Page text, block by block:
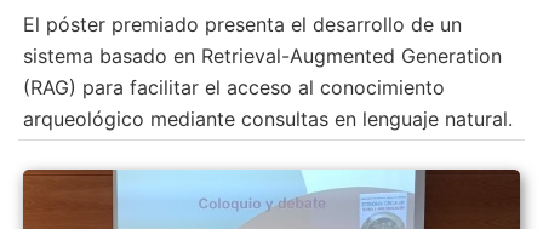
El póster premiado presenta el desarrollo de un
sistema basado en Retrieval-Augmented Generation
(RAG) para facilitar el acceso al conocimiento
arqueológico mediante consultas en lenguaje natural.